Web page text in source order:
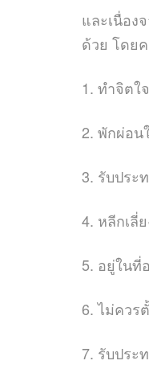
และเนื่อง
ด้วย โดย
1. ทำจิตใ
2. พักผ่อน
3. รับประ
4. หลีกเลี่
5. อยู่ในที่
6.ไม่ควร
7. รับประ